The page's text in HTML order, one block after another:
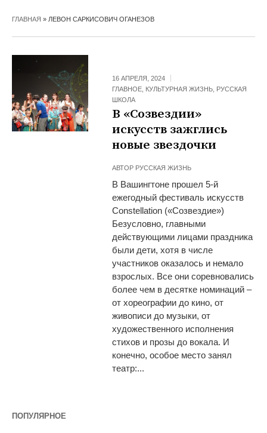
ГЛАВНАЯ » ЛЕВОН САРКИСОВИЧ ОГАНЕЗОВ
16 АПРЕЛЯ, 2024
ГЛАВНОЕ КУЛЬТУРНАЯ ЖИЗНЬ РУССКАЯ
ШКОЛА
В «Созвездии»
искусств зажглись
новые звездочки
АВТОР РУССКАЯ ЖИЗНЬ
В Вашингтоне прошел 5-й
ежегодный фестиваль искусств
Constellation («Созвездие»)
Безусловно, главными
действующими лицами праздника
были дети, хотя в числе
участников оказалось и немало
взрослых. Все они соревновались
более чем в десятке номинаций –
от хореографии до кино, от
живописи до музыки, от
художественного исполнения
стихов и прозы до вокала. И
конечно, особое место занял
театр:...
ПОПУЛЯРНОЕ